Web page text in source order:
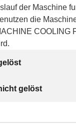
der Maschine
die
COOLING
gelöst